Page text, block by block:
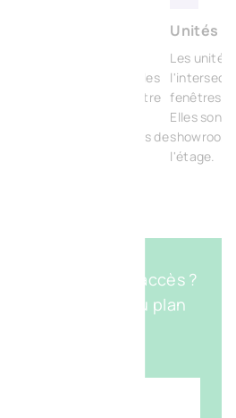
des espaces
facilement combinables
et accompagner votre
peut être intégrée en
bureaux ou des espaces de
Unités
Les unités
fenêtres
Elles sont
showroom
l'étage.
disposez d'un accès ?
pour accéder au plan
connecter